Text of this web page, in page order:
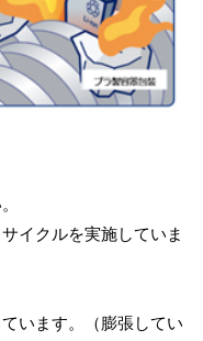
イクルを実施していま
います。（膨張してい